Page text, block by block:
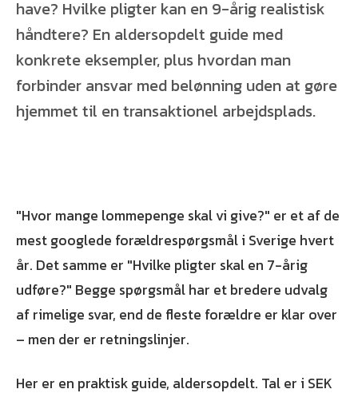
have? Hvilke pligter kan en 9-årig realistisk
håndtere? En aldersopdelt guide med
konkrete eksempler, plus hvordan man
forbinder ansvar med belønning uden at gøre
hjemmet til en transaktionel arbejdsplads.
"Hvor mange lommepenge skal vi give?" er et af de
mest googlede forældrespørgsmål i Sverige hvert
år. Det samme er "Hvilke pligter skal en 7-årig
udføre?" Begge spørgsmål har et bredere udvalg
af rimelige svar, end de fleste forældre er klar over
– men der er retningslinjer.
Her er en praktisk guide, aldersopdelt. Tal er i SEK